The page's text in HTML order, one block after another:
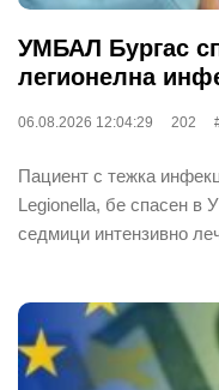
УМБАЛ Бургас
легионелна
06.08.2026 12:04:29 202
Пациент с тежка
Legionella, бе спасен
седмици интензивно